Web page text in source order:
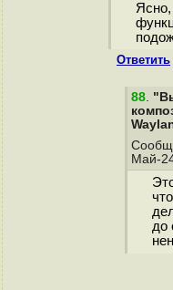
Ответить
88.
Май-
до